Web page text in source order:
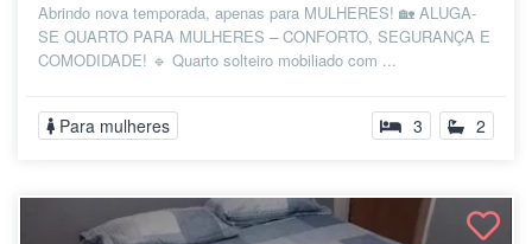
Abrindo nova temporada, apenas para MULHERES! 🏡 ALUGA-
SE QUARTO PARA MULHERES – CONFORTO, SEGURANÇA E
COMODIDADE! 🔹 Quarto solteiro mobiliado com ...
Para mulheres 3 2